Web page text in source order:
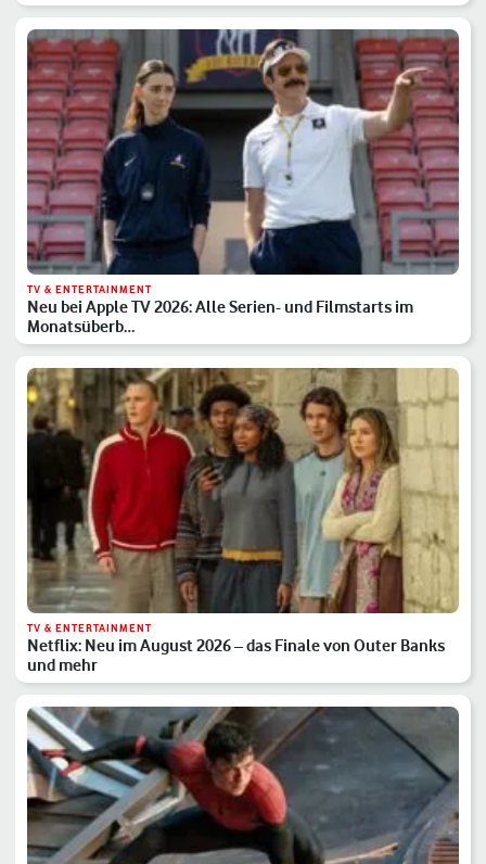
TV & ENTERTAINMENT
Neu bei Apple TV 2026: Alle Serien- und Filmstarts im
Monatsüberb…
TV & ENTERTAINMENT
Netflix: Neu im August 2026 – das Finale von Outer Banks
und mehr